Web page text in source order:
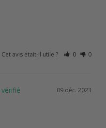
Cet avis était-il utile ? 0 0
09 déc. 2023